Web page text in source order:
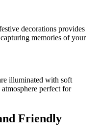
decorations provides
memories of your
illuminated with soft
perfect for
Friendly